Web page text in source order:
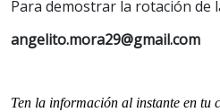
Para demostrar la rotación de
angelito.mora29@gmail.com
Ten la información al instante en tu